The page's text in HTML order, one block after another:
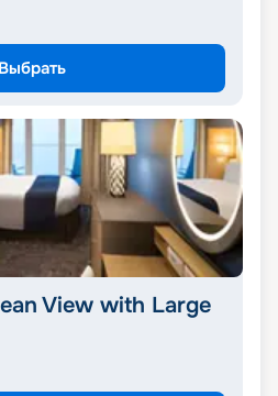
Выбрать
View with Large